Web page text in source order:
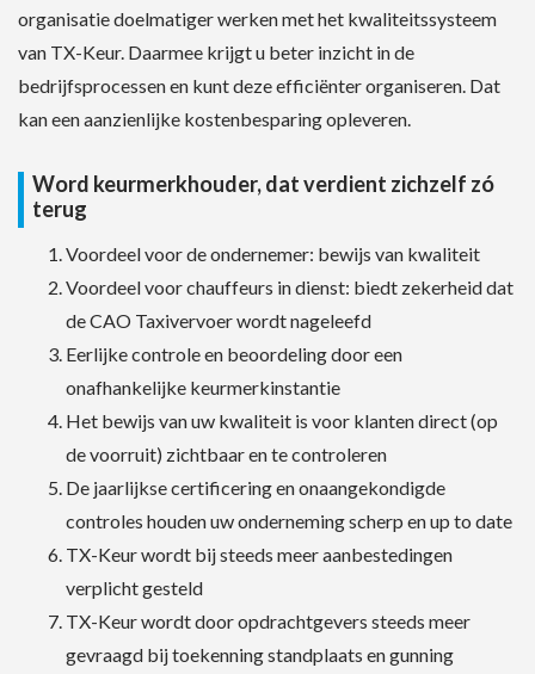
organisatie doelmatiger werken met het kwaliteitssysteem
van TX-Keur. Daarmee krijgt u beter inzicht in de
bedrijfsprocessen en kunt deze efficiënter organiseren. Dat
kan een aanzienlijke kostenbesparing opleveren.
Word keurmerkhouder, dat verdient zichzelf zó
terug
Voordeel voor de ondernemer: bewijs van kwaliteit
Voordeel voor chauffeurs in dienst: biedt zekerheid dat
de CAO Taxivervoer wordt nageleefd
Eerlijke controle en beoordeling door een
onafhankelijke keurmerkinstantie
Het bewijs van uw kwaliteit is voor klanten direct (op
de voorruit) zichtbaar en te controleren
De jaarlijkse certificering en onaangekondigde
controles houden uw onderneming scherp en up to date
TX-Keur wordt bij steeds meer aanbestedingen
verplicht gesteld
TX-Keur wordt door opdrachtgevers steeds meer
gevraagd bij toekenning standplaats en gunning